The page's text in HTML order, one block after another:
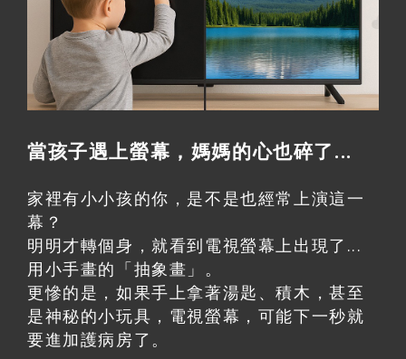
當孩子遇上螢幕，媽媽的心也碎了...
家裡有小小孩的你，是不是也經常上演這一
幕？
明明才轉個身，就看到電視螢幕上出現了...
用小手畫的「抽象畫」。
更慘的是，如果手上拿著湯匙、積木，甚至
是神秘的小玩具，電視螢幕，可能下一秒就
要進加護病房了。